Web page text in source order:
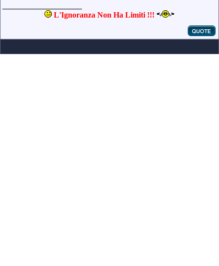
L'Ignoranza Non Ha Limiti !!!